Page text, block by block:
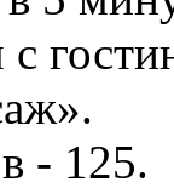
- 125.